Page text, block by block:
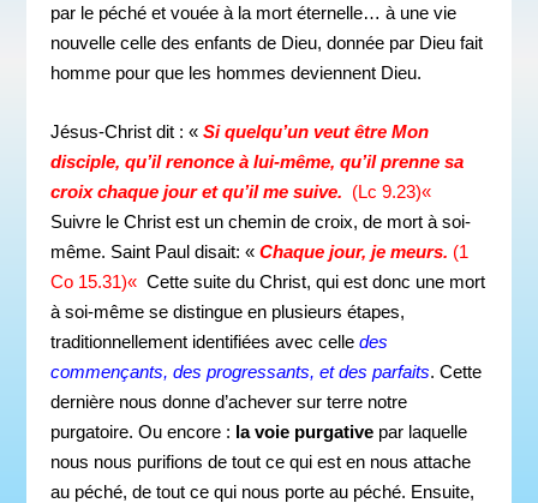
par le péché et vouée à la mort éternelle… à une vie
nouvelle celle des enfants de Dieu, donnée par Dieu fait
homme pour que les hommes deviennent Dieu.
Jésus-Christ dit : «Si quelqu’un veut être Mon
disciple, qu’il renonce à lui-même, qu’il prenne sa
croix chaque jour et qu’il mesuive. (Lc 9.23)«
Suivre le Christ est un chemin de croix, de mort à soi-
même. Saint Paul disait: «Chaque jour, je meurs. (1
Co 15.31)« Cette suite du Christ, qui est donc une mort
à soi-même sedistingue en plusieurs étapes,
traditionnellement identifiées avec celledes
commençants, des progressants, et des parfaits. Cette
dernière nous donne d’achever sur terre notre
purgatoire. Ou encore : la voie purgative par laquelle
nous nous purifions de tout ce qui est en nous attache
au péché, de tout ce qui nous porte au péché. Ensuite,